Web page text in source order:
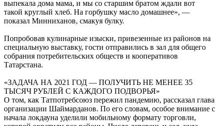
выпекала дома мама, и мы со старшим братом ждали вот
такой круглый хлеб. На горбушку масло домашнее», —
показал Минниханов, смакуя булку.
Попробовав кулинарные изыски, привезенные из районов на
специальную выставку, гости отправились в зал для общего
собрания потребительских обществ и кооперативов
Татарстана.
«ЗАДАЧА НА 2021 ГОД — ПОЛУЧИТЬ НЕ МЕНЕЕ 35
ТЫСЯЧ РУБЛЕЙ С КАЖДОГО ПОДВОРЬЯ»
О том, как Татпотребсоюз пережил пандемию, рассказал глава
организации Шаймарданов. По его словам, особое внимание с
начала локдауна уделили мобильному формату торговли,